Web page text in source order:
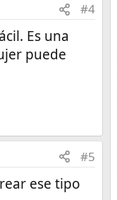
#4
Es una
puede
#5
ese tipo